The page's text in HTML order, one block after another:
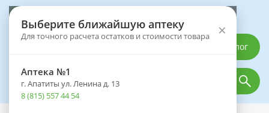
Выберите ближайшую аптеку
Для точного расчета остатков и стоимости товара ×
Аптека №1
г. Апатиты ул. Ленина д. 13
8 (815) 557 44 54
Каталог